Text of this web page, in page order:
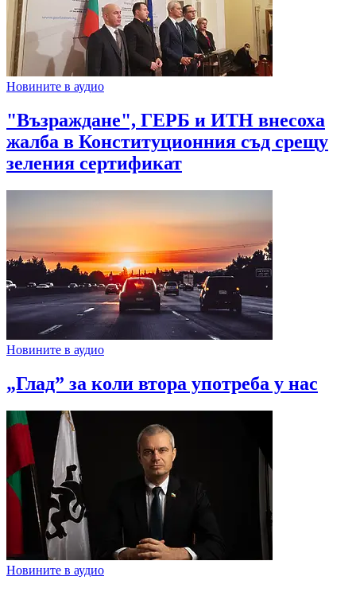
Новините в аудио
"Възраждане", ГЕРБ и ИТН внесоха
жалба в Конституционния съд срещу
зеления сертификат
Новините в аудио
„Глад” за коли втора употреба у нас
Новините в аудио